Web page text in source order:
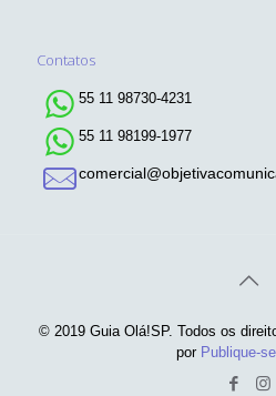
Contatos
55 11 98730-4231
55 11 98199-1977
© 2019 Guia Olá!SP. Todos os
por Publique-